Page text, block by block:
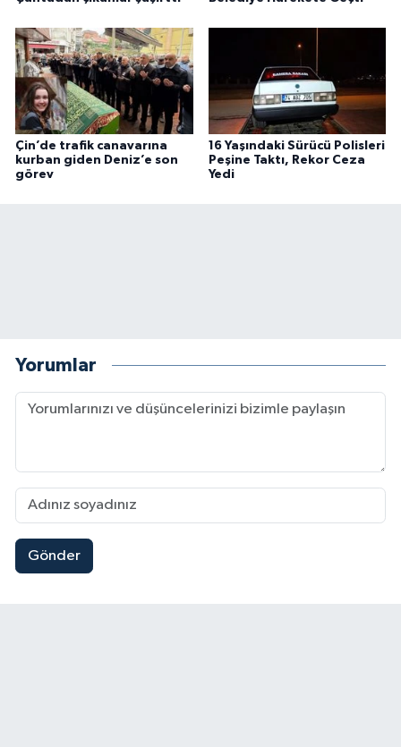
Çin’de trafik canavarına
kurban giden Deniz’e son
görev
16 Yaşındaki Sürücü Polisleri
Peşine Taktı, Rekor Ceza
Yedi
Yorumlar
Gönder